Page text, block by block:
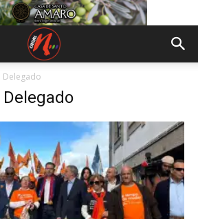
Delegado